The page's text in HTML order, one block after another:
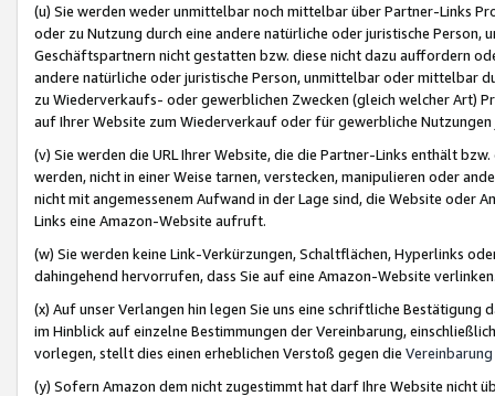
(u) Sie werden weder unmittelbar noch mittelbar über Partner-Links
oder zu Nutzung durch eine andere natürliche oder juristische
Geschäftspartnern nicht gestatten bzw. diese nicht dazu auffordern
andere natürliche oder juristische Person, unmittelbar oder mittelbar
zu Wiederverkaufs- oder gewerblichen Zwecken (gleich welcher Art)
auf Ihrer Website zum Wiederverkauf oder für gewerbliche
(v) Sie werden die URL Ihrer Website, die die Partner-Links enthält
werden, nicht in einer Weise tarnen, verstecken, manipulieren oder
nicht mit angemessenem Aufwand in der Lage sind, die Website oder
Links eine Amazon-Website aufruft.
(w) Sie werden keine Link-Verkürzungen, Schaltflächen, Hyperlinks
dahingehend hervorrufen, dass Sie auf eine Amazon-Website
(x) Auf unser Verlangen hin legen Sie uns eine schriftliche
im Hinblick auf einzelne Bestimmungen der Vereinbarung,
vorlegen, stellt dies einen erheblichen Verstoß gegen die Vereinbarung
(y) Sofern Amazon dem nicht zugestimmt hat darf Ihre Website nicht